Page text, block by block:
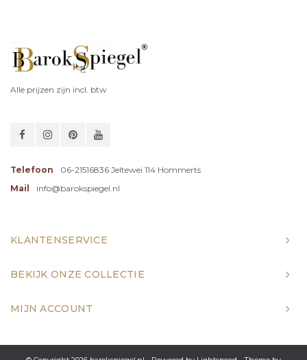
Alle prijzen zijn incl. btw
Telefoon
06-21516836 Jeltewei 114 Hommerts
Mail
info@barokspiegel.nl
KLANTENSERVICE
BEKIJK ONZE COLLECTIE
MIJN ACCOUNT